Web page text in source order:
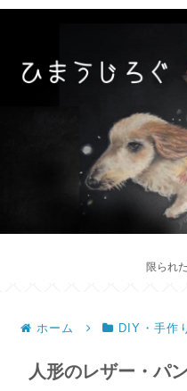
限られ
ホーム DIY・手作
人形のレザー・パ